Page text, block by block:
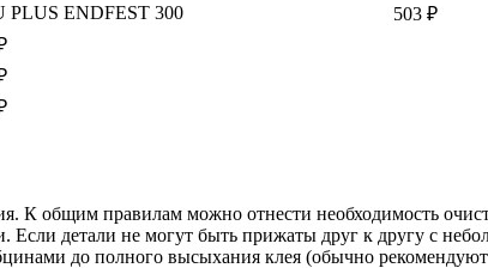
PLUS ENDFEST 300
503 ₽
К общим правилам можно отнести необходимость
Если детали не могут быть прижаты друг к другу с
до полного высыхания клея (обычно